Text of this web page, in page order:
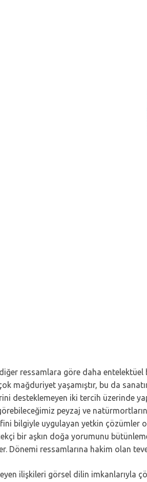
ressamlara göre daha entelektüel
mağduriyet yaşamıştır, bu da
desteklemeyen iki tercih üzerinde
peyzaj ve
bilgiyle uygulayan yetkin çözümler
bir aşkın doğa yorumunu
Dönemi ressamlarına hakim olan
ilişkileri görsel dilin imkanlarıyla